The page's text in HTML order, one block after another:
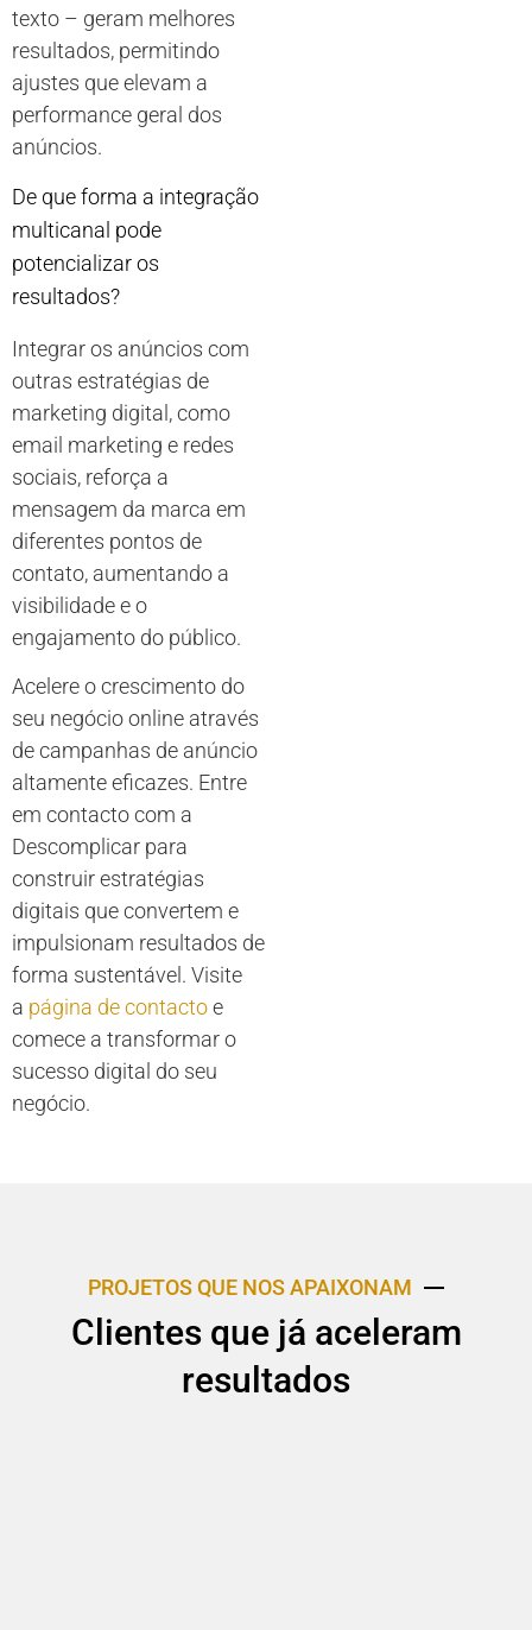
texto – geram melhores
resultados, permitindo
ajustes que elevam a
performance geral dos
anúncios.
De que forma a integração
multicanal pode
potencializar os
resultados?
Integrar os anúncios com
outras estratégias de
marketing digital, como
email marketing e redes
sociais, reforça a
mensagem da marca em
diferentes pontos de
contato, aumentando a
visibilidade e o
engajamento do público.
Acelere o crescimento do
seu negócio online através
de campanhas de anúncio
altamente eficazes. Entre
em contacto com a
Descomplicar para
construir estratégias
digitais que convertem e
impulsionam resultados de
forma sustentável. Visite
a página de contactoe
comece a transformar o
sucesso digital do seu
negócio.
PROJETOS QUE NOS APAIXONAM
Clientes que já aceleram
resultados